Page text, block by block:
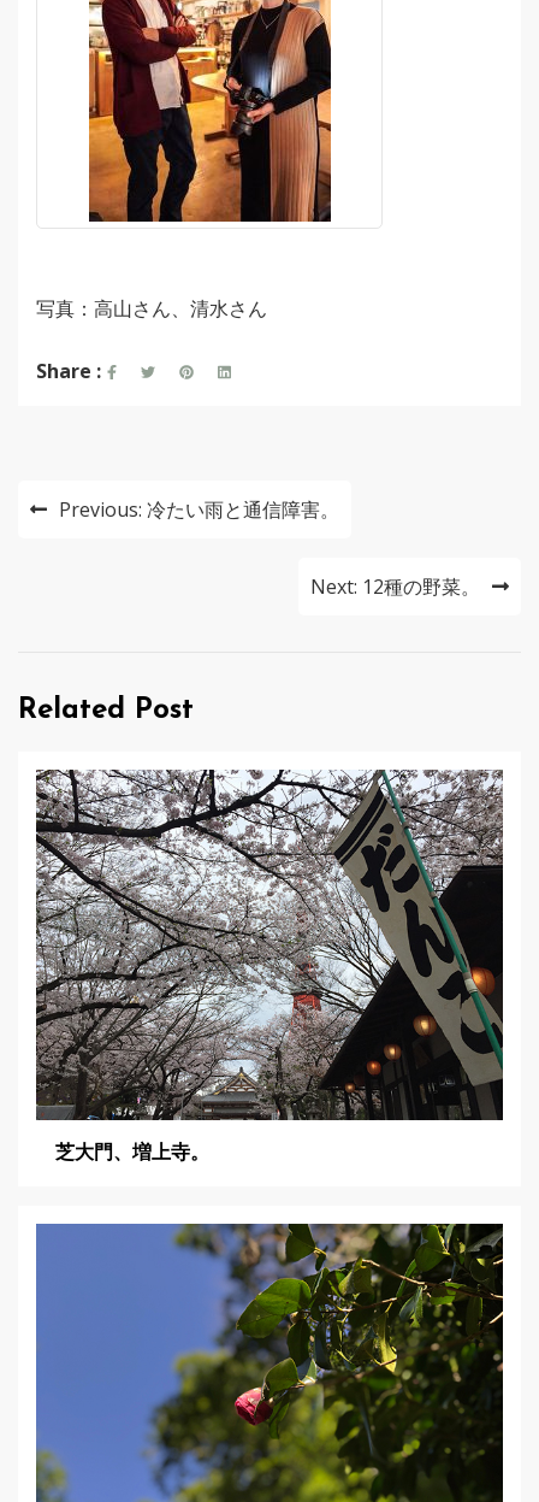
写真：高山さん、清水さん
Share :
投
ー
ョ
ン
Previous: 冷たい雨と通信障害。
Next: 12種の野菜。
Related Post
芝大門、増上寺。